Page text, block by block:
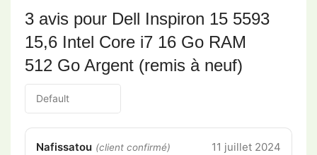
3 avis pour Dell Inspiron 15 5593
15,6 Intel Core i7 16 Go RAM
512 Go Argent (remis à neuf)
Nafissatou (client confirmé) 11 juillet 2024